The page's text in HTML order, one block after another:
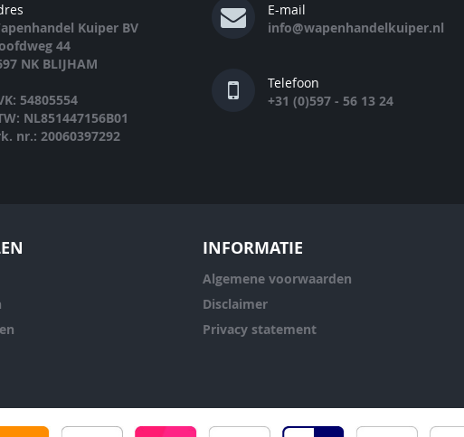
Kuiper BV
44
NK BLIJHAM
54805554
NL851447156B01
nr.: 20060397292
E-mail
info@wapenhandelkuiper.nl
Telefoon
+31 (0)597 - 56 13 24
INFORMATIE
Algemene voorwaarden
Disclaimer
Privacy statement